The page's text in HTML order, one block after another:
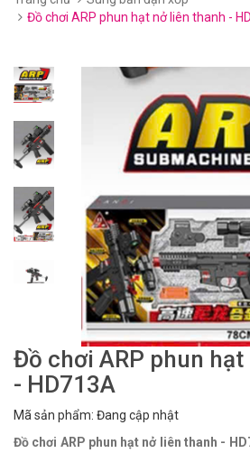
Đồ chơi ARP phun hạt nở liên thanh -
Đồ chơi ARP phun
- HD713A
Mã sản phẩm: Đang cập nhật
Đồ chơi ARP phun hạt nở liên thanh -